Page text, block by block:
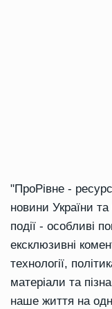
"ПроРівне -
новини України
події - особливі
ексклюзивні
технології,
матеріали та
наше життя на